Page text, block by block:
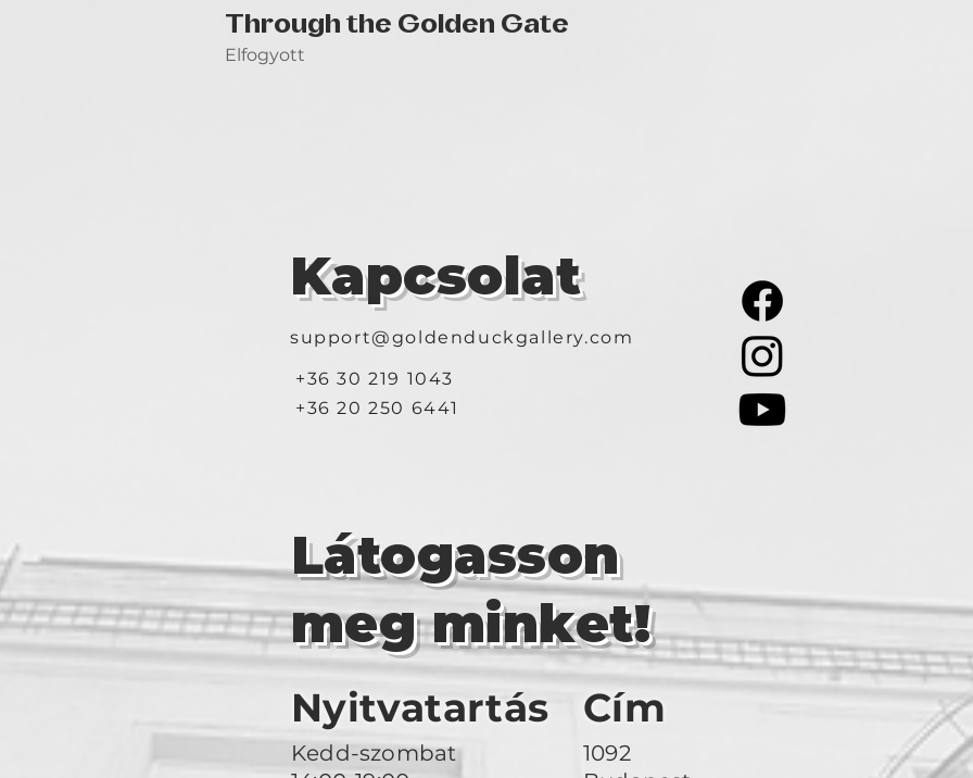
Through the Golden Gate
Elfogyott
Kapcsolat
support@goldenduckgallery.com
+36 30 219 1043
+36 20 250 6441
Látogasson
meg minket!
Nyitvatartás Cím
Kedd-szombat
1092